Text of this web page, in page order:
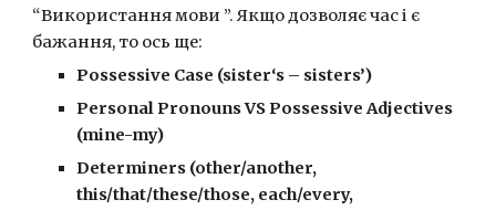
“Використання мови ”. Якщо дозволяє час і є
бажання, то ось ще:
Possessive Case (sister‘s – sisters’)
Personal Pronouns VS Possessive Adjectives
(mine-my)
Determiners (other/another,
this/that/these/those, each/every,